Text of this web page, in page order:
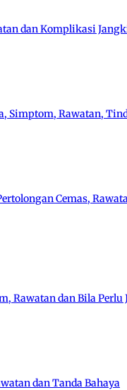
dan Komplikasi
Simptom, Rawatan,
Cemas,
Rawatan dan Bila Perlu
dan Tanda Bahaya